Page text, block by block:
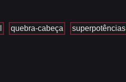
quebra-cabeça
superpotências